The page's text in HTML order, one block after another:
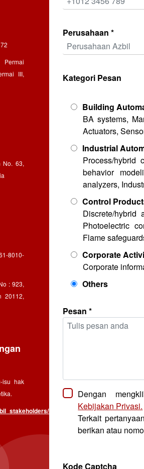
III,
No. 63,
8010-
: 923,
20112,
isu hak
id/
Perusahaan *
Kategori Pesan
Building
BA systems,
Actuators,
Industrial
Process/hybrid
behavior
analyzers,
Control
Discrete/hybrid
Photoelectric
Flame
Corporate
Corporate
Others
Pesan *
Dengan
Kebijakan Privasi.
Terkait
berikan atau
Kode Captcha